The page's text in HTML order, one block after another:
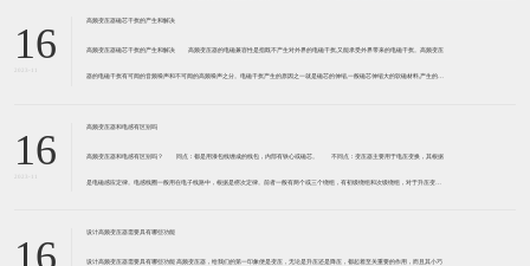
16
高频变压器磁芯干扰的产生和解决
高频变压器磁芯干扰的产生和解决 高频变压器的电磁兼容性是指既不产生对外界的电磁干扰,又能承受外界带来的电磁干扰。高频变压
器的电磁干扰有可闻的音频噪声和不可闻的高频噪声之分。电磁干扰产生的原因之一就是磁芯的伸缩,一般磁芯伸缩大的软磁材料,产生的电
16
高频变压器和电感有区别吗
高频变压器和电感有区别吗？ 同点：都是用漆包线缠成的线包，内部有铁心或磁芯。 不同点：变压器主要用于电压变换，其根据
是电磁感应定律。电感线圈一般用在电子线路中，根据是楞次定律。前者一般有两个或三个绕组，有初级绕组和次级绕组，对于升压变压
16
设计高频变压器需要具有哪些功能
设计高频变压器需要具有哪些功能 高频变压器，给我们的第一印象便是变压，无论是升压还是降压，都起着至关重要的作用，而且其小巧